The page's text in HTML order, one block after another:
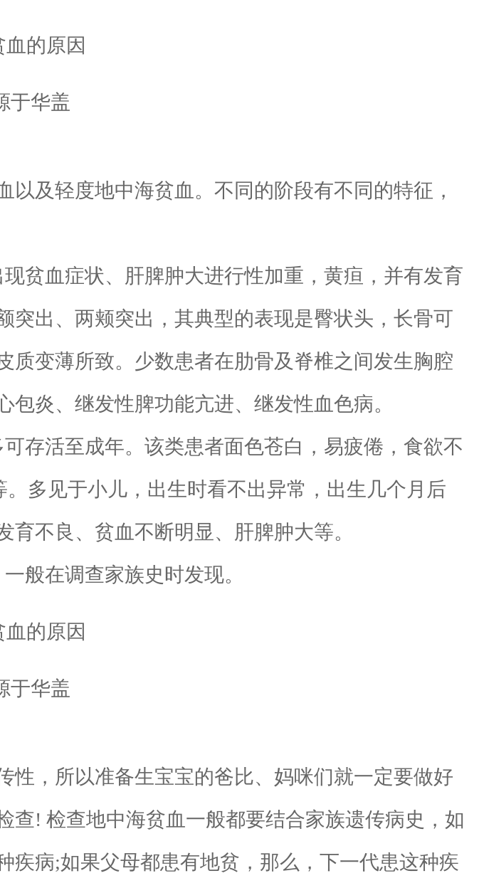
于华盖
及轻度地中海贫血。不同的阶段有不同的特征，
贫血症状、肝脾肿大进行性加重，黄疸，并有发育
出、两颊突出，其典型的表现是臀状头，长骨可
质变薄所致。少数患者在肋骨及脊椎之间发生胸腔
炎、继发性脾功能亢进、继发性血色病。
存活至成年。该类患者面色苍白，易疲倦，食欲不
多见于小儿，出生时看不出异常，出生几个月后
不良、贫血不断明显、肝脾肿大等。
般在调查家族史时发现。
于华盖
，所以准备生宝宝的爸比、妈咪们就一定要做好
! 检查地中海贫血一般都要结合家族遗传病史，如
疾病;如果父母都患有地贫，那么，下一代患这种疾